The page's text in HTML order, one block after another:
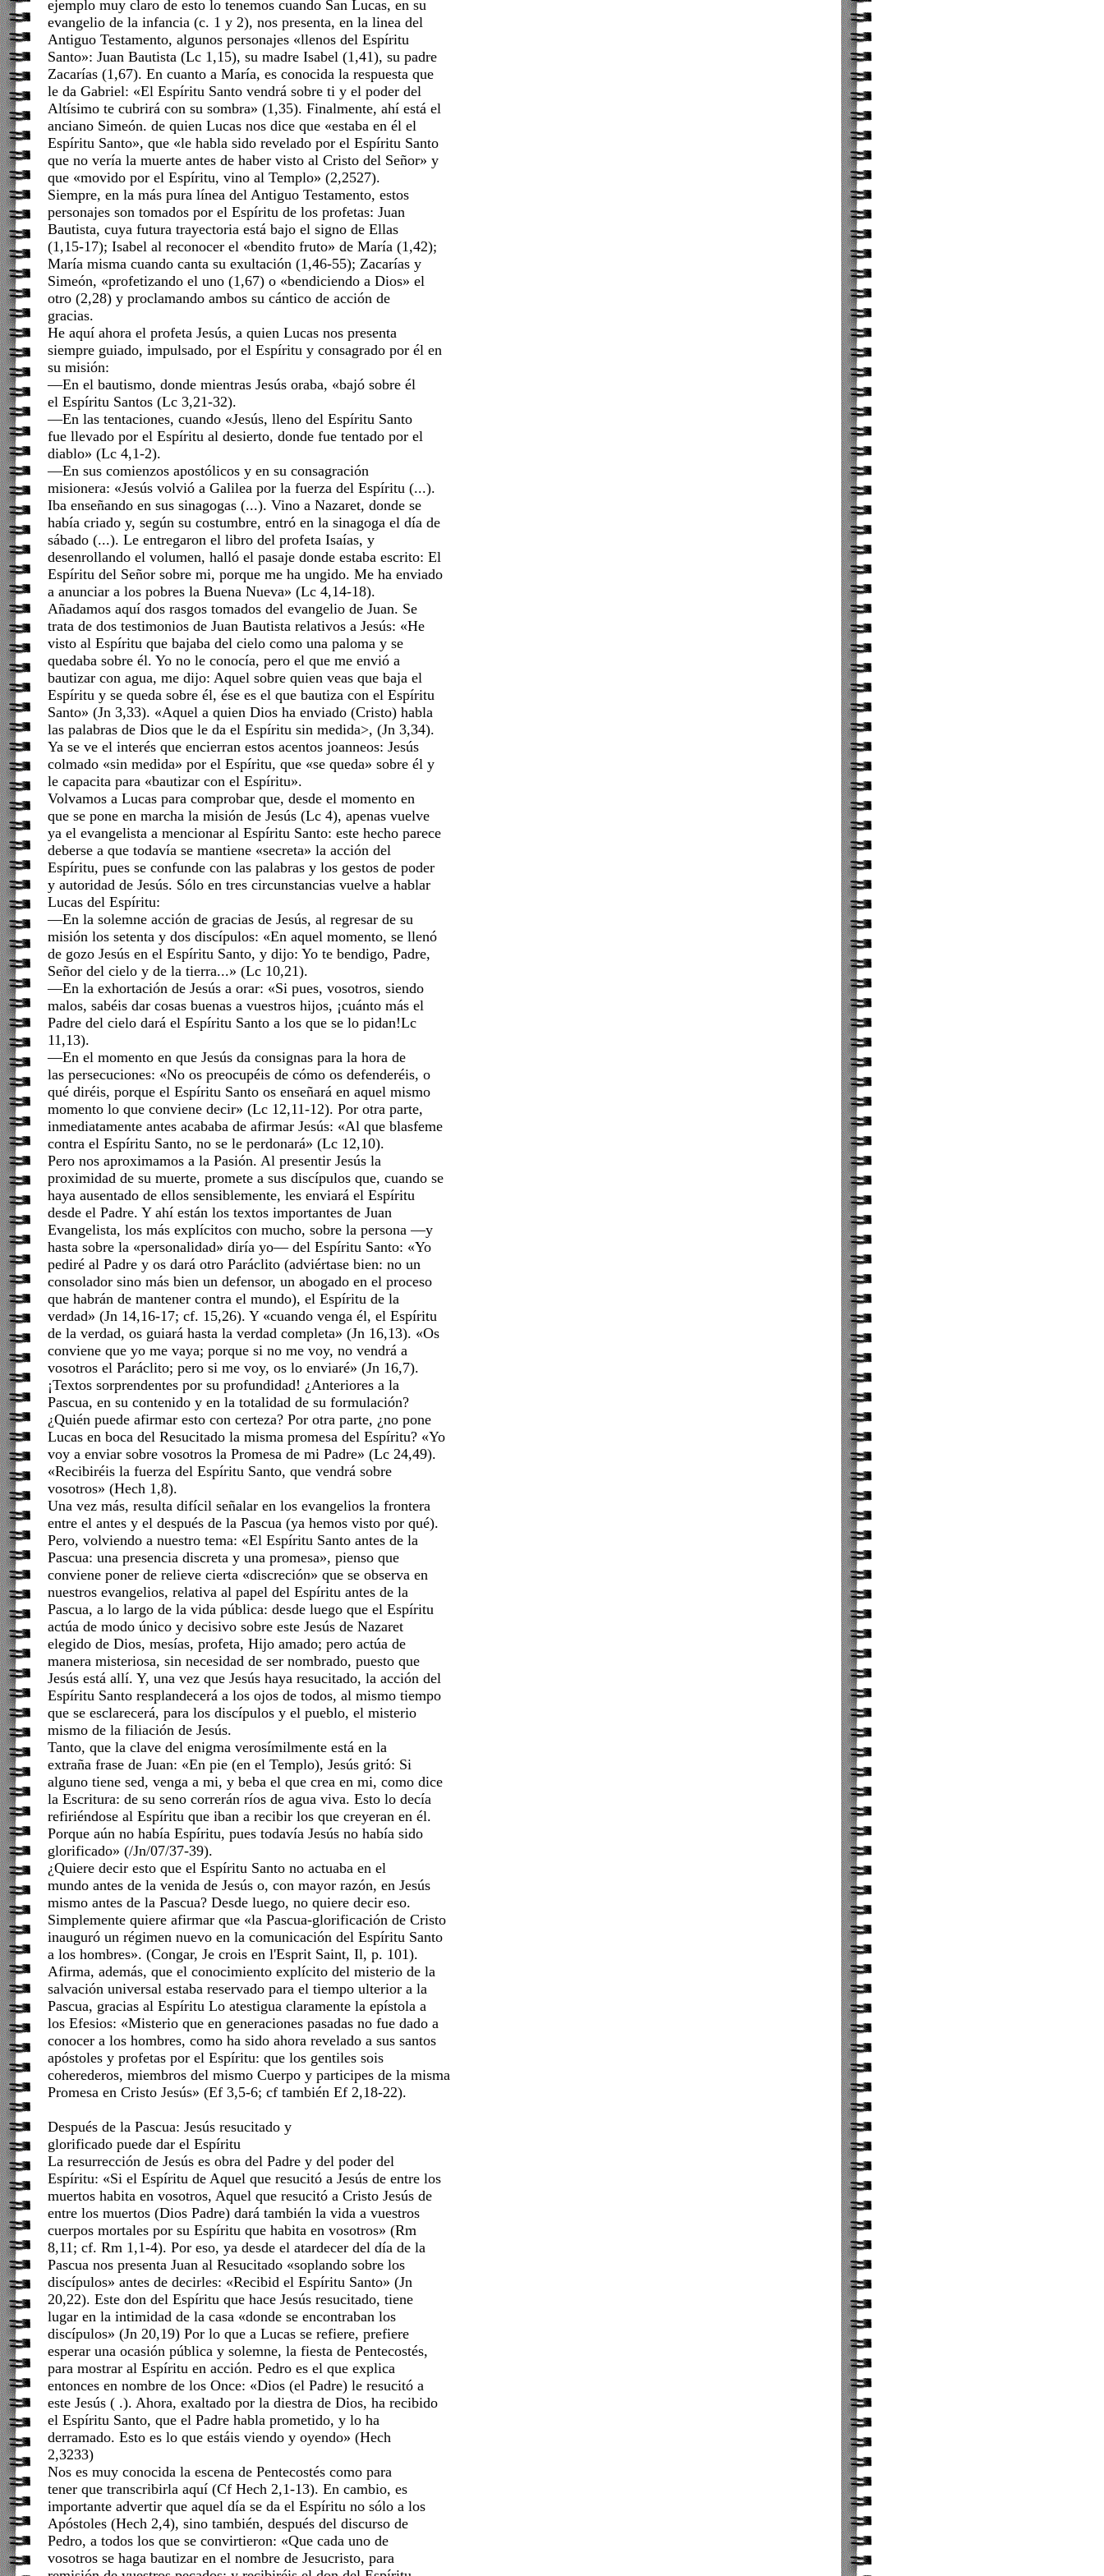
ejemplo muy claro de esto lo tenemos cuando San Lucas, en su
evangelio de la infancia (c. 1 y 2), nos presenta, en la linea del
Antiguo Testamento, algunos personajes «llenos del Espíritu
Santo»: Juan Bautista (Lc 1,15), su madre Isabel (1,41), su padre
Zacarías (1,67). En cuanto a María, es conocida la respuesta que
le da Gabriel: «El Espíritu Santo vendrá sobre ti y el poder del
Altísimo te cubrirá con su sombra» (1,35). Finalmente, ahí está el
anciano Simeón. de quien Lucas nos dice que «estaba en él el
Espíritu Santo», que «le habla sido revelado por el Espíritu Santo
que no vería la muerte antes de haber visto al Cristo del Señor» y
que «movido por el Espíritu, vino al Templo» (2,2527).
Siempre, en la más pura línea del Antiguo Testamento, estos
personajes son tomados por el Espíritu de los profetas: Juan
Bautista, cuya futura trayectoria está bajo el signo de Ellas
(1,15-17); Isabel al reconocer el «bendito fruto» de María (1,42);
María misma cuando canta su exultación (1,46-55); Zacarías y
Simeón, «profetizando el uno (1,67) o «bendiciendo a Dios» el
otro (2,28) y proclamando ambos su cántico de acción de
gracias.
He aquí ahora el profeta Jesús, a quien Lucas nos presenta
siempre guiado, impulsado, por el Espíritu y consagrado por él en
su misión:
—En el bautismo, donde mientras Jesús oraba, «bajó sobre él
el Espíritu Santos (Lc 3,21-32).
—En las tentaciones, cuando «Jesús, lleno del Espíritu Santo
fue llevado por el Espíritu al desierto, donde fue tentado por el
diablo» (Lc 4,1-2).
—En sus comienzos apostólicos y en su consagración
misionera: «Jesús volvió a Galilea por la fuerza del Espíritu (...).
Iba enseñando en sus sinagogas (...). Vino a Nazaret, donde se
había criado y, según su costumbre, entró en la sinagoga el día de
sábado (...). Le entregaron el libro del profeta Isaías, y
desenrollando el volumen, halló el pasaje donde estaba escrito: El
Espíritu del Señor sobre mi, porque me ha ungido. Me ha enviado
a anunciar a los pobres la Buena Nueva» (Lc 4,14-18).
Añadamos aquí dos rasgos tomados del evangelio de Juan. Se
trata de dos testimonios de Juan Bautista relativos a Jesús: «He
visto al Espíritu que bajaba del cielo como una paloma y se
quedaba sobre él. Yo no le conocía, pero el que me envió a
bautizar con agua, me dijo: Aquel sobre quien veas que baja el
Espíritu y se queda sobre él, ése es el que bautiza con el Espíritu
Santo» (Jn 3,33). «Aquel a quien Dios ha enviado (Cristo) habla
las palabras de Dios que le da el Espíritu sin medida>, (Jn 3,34).
Ya se ve el interés que encierran estos acentos joanneos: Jesús
colmado «sin medida» por el Espíritu, que «se queda» sobre él y
le capacita para «bautizar con el Espíritu».
Volvamos a Lucas para comprobar que, desde el momento en
que se pone en marcha la misión de Jesús (Lc 4), apenas vuelve
ya el evangelista a mencionar al Espíritu Santo: este hecho parece
deberse a que todavía se mantiene «secreta» la acción del
Espíritu, pues se confunde con las palabras y los gestos de poder
y autoridad de Jesús. Sólo en tres circunstancias vuelve a hablar
Lucas del Espíritu:
—En la solemne acción de gracias de Jesús, al regresar de su
misión los setenta y dos discípulos: «En aquel momento, se llenó
de gozo Jesús en el Espíritu Santo, y dijo: Yo te bendigo, Padre,
Señor del cielo y de la tierra...» (Lc 10,21).
—En la exhortación de Jesús a orar: «Si pues, vosotros, siendo
malos, sabéis dar cosas buenas a vuestros hijos, ¡cuánto más el
Padre del cielo dará el Espíritu Santo a los que se lo pidan!Lc
11,13).
—En el momento en que Jesús da consignas para la hora de
las persecuciones: «No os preocupéis de cómo os defenderéis, o
qué diréis, porque el Espíritu Santo os enseñará en aquel mismo
momento lo que conviene decir» (Lc 12,11-12). Por otra parte,
inmediatamente antes acababa de afirmar Jesús: «Al que blasfeme
contra el Espíritu Santo, no se le perdonará» (Lc 12,10).
Pero nos aproximamos a la Pasión. Al presentir Jesús la
proximidad de su muerte, promete a sus discípulos que, cuando se
haya ausentado de ellos sensiblemente, les enviará el Espíritu
desde el Padre. Y ahí están los textos importantes de Juan
Evangelista, los más explícitos con mucho, sobre la persona —y
hasta sobre la «personalidad» diría yo— del Espíritu Santo: «Yo
pediré al Padre y os dará otro Paráclito (adviértase bien: no un
consolador sino más bien un defensor, un abogado en el proceso
que habrán de mantener contra el mundo), el Espíritu de la
verdad» (Jn 14,16-17; cf. 15,26). Y «cuando venga él, el Espíritu
de la verdad, os guiará hasta la verdad completa» (Jn 16,13). «Os
conviene que yo me vaya; porque si no me voy, no vendrá a
vosotros el Paráclito; pero si me voy, os lo enviaré» (Jn 16,7).
¡Textos sorprendentes por su profundidad! ¿Anteriores a la
Pascua, en su contenido y en la totalidad de su formulación?
¿Quién puede afirmar esto con certeza? Por otra parte, ¿no pone
Lucas en boca del Resucitado la misma promesa del Espíritu? «Yo
voy a enviar sobre vosotros la Promesa de mi Padre» (Lc 24,49).
«Recibiréis la fuerza del Espíritu Santo, que vendrá sobre
vosotros» (Hech 1,8).
Una vez más, resulta difícil señalar en los evangelios la frontera
entre el antes y el después de la Pascua (ya hemos visto por qué).
Pero, volviendo a nuestro tema: «El Espíritu Santo antes de la
Pascua: una presencia discreta y una promesa», pienso que
conviene poner de relieve cierta «discreción» que se observa en
nuestros evangelios, relativa al papel del Espíritu antes de la
Pascua, a lo largo de la vida pública: desde luego que el Espíritu
actúa de modo único y decisivo sobre este Jesús de Nazaret
elegido de Dios, mesías, profeta, Hijo amado; pero actúa de
manera misteriosa, sin necesidad de ser nombrado, puesto que
Jesús está allí. Y, una vez que Jesús haya resucitado, la acción del
Espíritu Santo resplandecerá a los ojos de todos, al mismo tiempo
que se esclarecerá, para los discípulos y el pueblo, el misterio
mismo de la filiación de Jesús.
Tanto, que la clave del enigma verosímilmente está en la
extraña frase de Juan: «En pie (en el Templo), Jesús gritó: Si
alguno tiene sed, venga a mi, y beba el que crea en mi, como dice
la Escritura: de su seno correrán ríos de agua viva. Esto lo decía
refiriéndose al Espíritu que iban a recibir los que creyeran en él.
Porque aún no había Espíritu, pues todavía Jesús no había sido
glorificado» (/Jn/07/37-39).
¿Quiere decir esto que el Espíritu Santo no actuaba en el
mundo antes de la venida de Jesús o, con mayor razón, en Jesús
mismo antes de la Pascua? Desde luego, no quiere decir eso.
Simplemente quiere afirmar que «la Pascua-glorificación de Cristo
inauguró un régimen nuevo en la comunicación del Espíritu Santo
a los hombres». (Congar, Je crois en l'Esprit Saint, Il, p. 101).
Afirma, además, que el conocimiento explícito del misterio de la
salvación universal estaba reservado para el tiempo ulterior a la
Pascua, gracias al Espíritu Lo atestigua claramente la epístola a
los Efesios: «Misterio que en generaciones pasadas no fue dado a
conocer a los hombres, como ha sido ahora revelado a sus santos
apóstoles y profetas por el Espíritu: que los gentiles sois
coherederos, miembros del mismo Cuerpo y participes de la misma
Promesa en Cristo Jesús» (Ef 3,5-6; cf también Ef 2,18-22).
Después de la Pascua: Jesús resucitado y
glorificado puede dar el Espíritu
La resurrección de Jesús es obra del Padre y del poder del
Espíritu: «Si el Espíritu de Aquel que resucitó a Jesús de entre los
muertos habita en vosotros, Aquel que resucitó a Cristo Jesús de
entre los muertos (Dios Padre) dará también la vida a vuestros
cuerpos mortales por su Espíritu que habita en vosotros» (Rm
8,11; cf. Rm 1,1-4). Por eso, ya desde el atardecer del día de la
Pascua nos presenta Juan al Resucitado «soplando sobre los
discípulos» antes de decirles: «Recibid el Espíritu Santo» (Jn
20,22). Este don del Espíritu que hace Jesús resucitado, tiene
lugar en la intimidad de la casa «donde se encontraban los
discípulos» (Jn 20,19) Por lo que a Lucas se refiere, prefiere
esperar una ocasión pública y solemne, la fiesta de Pentecostés,
para mostrar al Espíritu en acción. Pedro es el que explica
entonces en nombre de los Once: «Dios (el Padre) le resucitó a
este Jesús ( .). Ahora, exaltado por la diestra de Dios, ha recibido
el Espíritu Santo, que el Padre habla prometido, y lo ha
derramado. Esto es lo que estáis viendo y oyendo» (Hech
2,3233)
Nos es muy conocida la escena de Pentecostés como para
tener que transcribirla aquí (Cf Hech 2,1-13). En cambio, es
importante advertir que aquel día se da el Espíritu no sólo a los
Apóstoles (Hech 2,4), sino también, después del discurso de
Pedro, a todos los que se convirtieron: «Que cada uno de
vosotros se haga bautizar en el nombre de Jesucristo, para